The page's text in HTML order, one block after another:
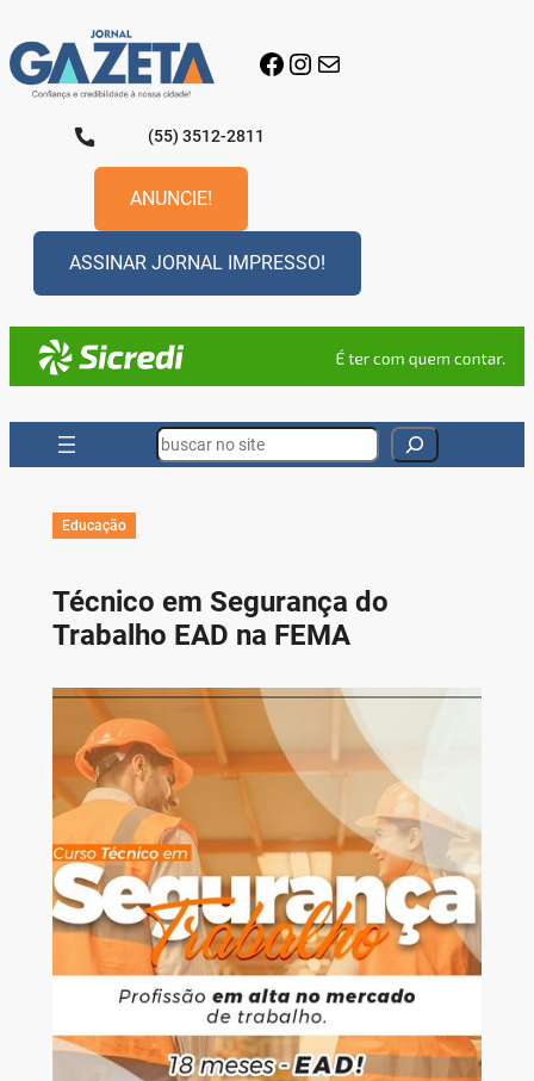
para
o
conteúdo
Facebook
Instagram
E-mail
(55) 3512-2811
ANUNCIE!
ASSINAR JORNAL IMPRESSO!
Search
Educação
Técnico em Segurança do
Trabalho EAD na FEMA